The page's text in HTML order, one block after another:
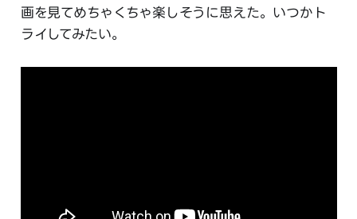
画を見てめちゃくちゃ楽しそうに思えた。いつかト
ライしてみたい。